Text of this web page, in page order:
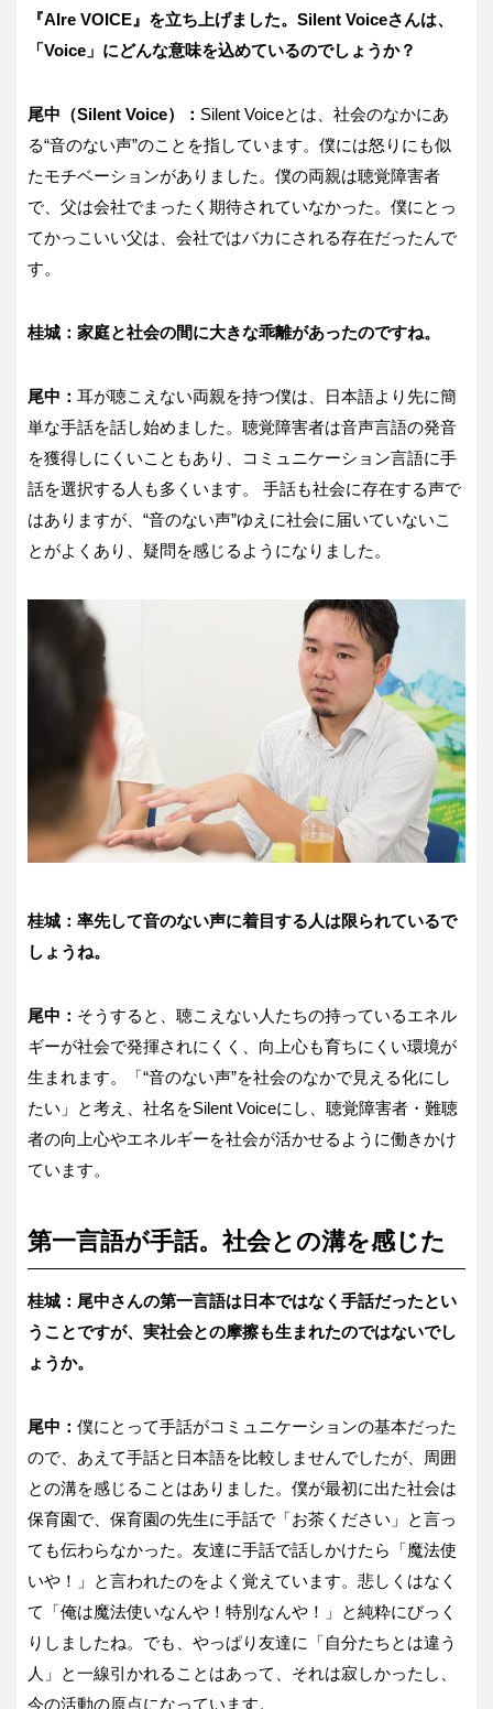
『AIre VOICE』を立ち上げました。Silent Voiceさんは、
「Voice」にどんな意味を込めているのでしょうか？
尾中（Silent Voice）： Silent Voiceとは、社会のなかにあ
る“音のない声”のことを指しています。僕には怒りにも似
たモチベーションがありました。僕の両親は聴覚障害者
で、父は会社でまったく期待されていなかった。僕にとっ
てかっこいい父は、会社ではバカにされる存在だったんで
す。
桂城：家庭と社会の間に大きな乖離があったのですね。
尾中： 耳が聴こえない両親を持つ僕は、日本語より先に簡
単な手話を話し始めました。聴覚障害者は音声言語の発音
を獲得しにくいこともあり、コミュニケーション言語に手
話を選択する人も多くいます。 手話も社会に存在する声で
はありますが、“音のない声”ゆえに社会に届いていないこ
とがよくあり、疑問を感じるようになりました。
桂城：率先して音のない声に着目する人は限られているで
しょうね。
尾中： そうすると、聴こえない人たちの持っているエネル
ギーが社会で発揮されにくく、向上心も育ちにくい環境が
生まれます。「“音のない声”を社会のなかで見える化にし
たい」と考え、社名をSilent Voiceにし、聴覚障害者・難聴
者の向上心やエネルギーを社会が活かせるように働きかけ
ています。
第一言語が手話。社会との溝を感じた
桂城：尾中さんの第一言語は日本ではなく手話だったとい
うことですが、実社会との摩擦も生まれたのではないでし
ょうか。
尾中： 僕にとって手話がコミュニケーションの基本だった
ので、あえて手話と日本語を比較しませんでしたが、周囲
との溝を感じることはありました。僕が最初に出た社会は
保育園で、保育園の先生に手話で「お茶ください」と言っ
ても伝わらなかった。友達に手話で話しかけたら「魔法使
いや！」と言われたのをよく覚えています。悲しくはなく
て「俺は魔法使いなんや！特別なんや！」と純粋にびっく
りしましたね。でも、やっぱり友達に「自分たちとは違う
人」と一線引かれることはあって、それは寂しかったし、
今の活動の原点になっています。